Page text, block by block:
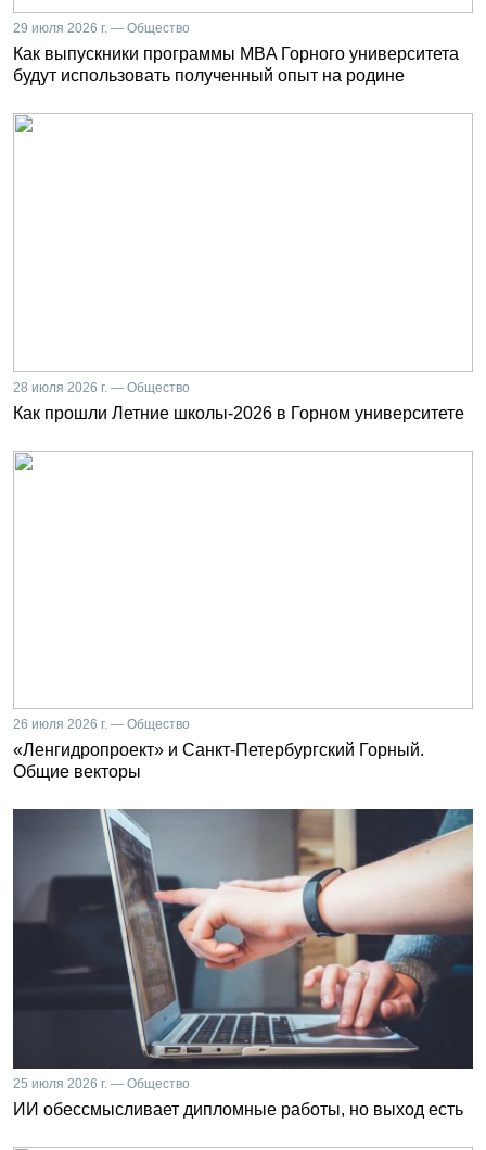
29 июля 2026 г. — Общество
Как выпускники программы MBA Горного университета
будут использовать полученный опыт на родине
28 июля 2026 г. — Общество
Как прошли Летние школы-2026 в Горном университете
26 июля 2026 г. — Общество
«Ленгидропроект» и Санкт-Петербургский Горный.
Общие векторы
25 июля 2026 г. — Общество
ИИ обессмысливает дипломные работы, но выход есть